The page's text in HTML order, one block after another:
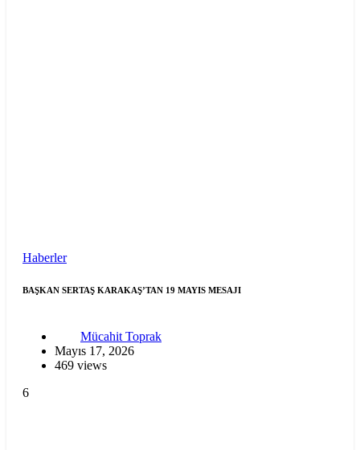
Haberler
BAŞKAN SERTAŞ KARAKAŞ’TAN 19 MAYIS MESAJI
Mücahit Toprak
Mayıs 17, 2026
469 views
6